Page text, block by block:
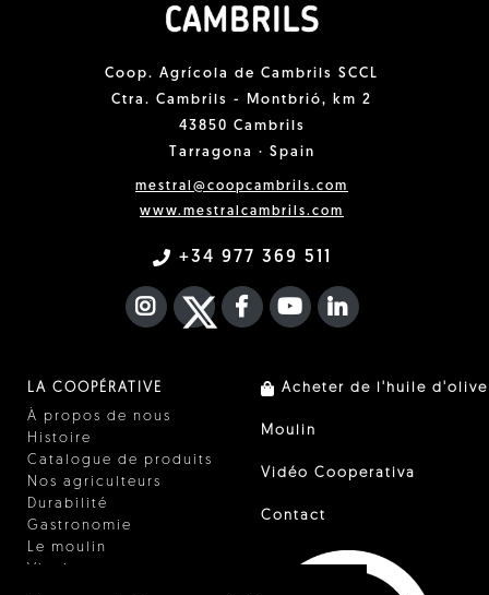
Coop. Agrícola de Cambrils SCCL
Ctra. Cambrils - Montbrió, km 2
43850 Cambrils
Tarragona · Spain
mestral@coopcambrils.com
www.mestralcambrils.com
+34 977 369 511
INSTAGRAM
TWITTER
FACEBOOK F
YOUTUBEFA LINKEDIN
LA COOPÉRATIVE
À propos de nous
Histoire
Catalogue de produits
Nos agriculteurs
Durabilité
Gastronomie
Le moulin
Acheter de l'huile d'olive
Moulin
Vidéo Cooperativa
Contact